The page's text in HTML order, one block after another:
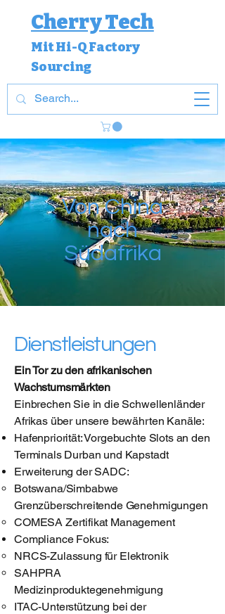
Cherry Tech
Mit Hi-Q Factory
Sourcing
Von China
nach
Südafrika
Dienstleistungen
Ein Tor zu den afrikanischen
Wachstumsmärkten
Einbrechen Sie in die Schwellenländer
Afrikas über unsere bewährten Kanäle:
Hafenpriorität: Vorgebuchte Slots an den
Terminals Durban und Kapstadt
Erweiterung der SADC:
Botswana/Simbabwe
Grenzüberschreitende Genehmigungen
COMESA Zertifikat Management
Compliance Fokus:
NRCS-Zulassung für Elektronik
SAHPRA
Medizinproduktegenehmigung
ITAC-Unterstützung bei der